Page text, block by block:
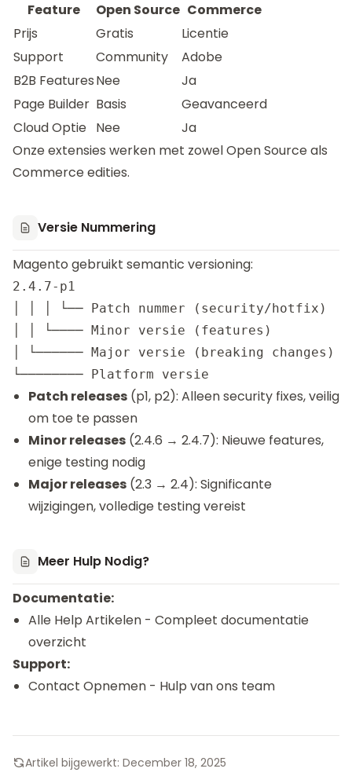
Feature Open Source Commerce
Prijs
Gratis
Licentie
Support
Community
Adobe
B2B FeaturesNee
Ja
Page Builder Basis
Geavanceerd
Cloud Optie Nee
Ja
Onze extensies werken met zowel Open Source als
Commerce edities.
Versie Nummering
Magento gebruikt semantic versioning:
2.4.7-p1
│ │ │ └── Patch nummer (security/hotfix)
│ │ └──── Minor versie (features)
│ └────── Major versie (breaking changes)
Patch releases (p1, p2): Alleen security fixes, veilig
om toe te passen
Minor releases (2.4.6 → 2.4.7): Nieuwe features,
enige testing nodig
Major releases (2.3 → 2.4): Significante
wijzigingen, volledige testing vereist
Meer Hulp Nodig?
Documentatie:
Alle Help Artikelen - Compleet documentatie
overzicht
Support:
Contact Opnemen - Hulp van ons team
Artikel bijgewerkt: December 18, 2025